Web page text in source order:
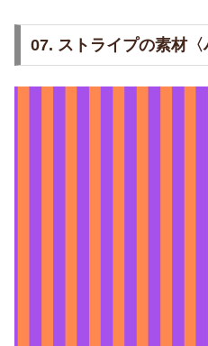
07. ストライプの素材〈